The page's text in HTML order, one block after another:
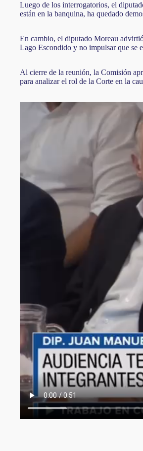
Luego de los interrogatorios, el
están en la banquina, ha quedado
En cambio, el diputado Moreau
Lago Escondido y no impulsar que se
Al cierre de la reunión, la Comisión
para analizar el rol de la Corte en la